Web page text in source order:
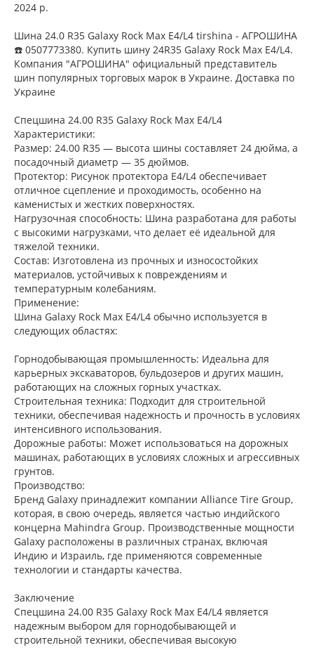
2024 р.
Шина 24.0 R35 Galaxy Rock Max E4/L4 tirshina - АГРОШИНА
☎️ 0507773380. Купить шину 24R35 Galaxy Rock Max E4/L4.
Компания "АГРОШИНА" официальный представитель
шин популярных торговых марок в Украине. Доставка по
Украине
Спецшина 24.00 R35 Galaxy Rock Max E4/L4
Характеристики:
Размер: 24.00 R35 — высота шины составляет 24 дюйма, а
посадочный диаметр — 35 дюймов.
Протектор: Рисунок протектора E4/L4 обеспечивает
отличное сцепление и проходимость, особенно на
каменистых и жестких поверхностях.
Нагрузочная способность: Шина разработана для работы
с высокими нагрузками, что делает её идеальной для
тяжелой техники.
Состав: Изготовлена из прочных и износостойких
материалов, устойчивых к повреждениям и
температурным колебаниям.
Применение:
Шина Galaxy Rock Max E4/L4 обычно используется в
следующих областях:
Горнодобывающая промышленность: Идеальна для
карьерных экскаваторов, бульдозеров и других машин,
работающих на сложных горных участках.
Строительная техника: Подходит для строительной
техники, обеспечивая надежность и прочность в условиях
интенсивного использования.
Дорожные работы: Может использоваться на дорожных
машинах, работающих в условиях сложных и агрессивных
грунтов.
Производство:
Бренд Galaxy принадлежит компании Alliance Tire Group,
которая, в свою очередь, является частью индийского
концерна Mahindra Group. Производственные мощности
Galaxy расположены в различных странах, включая
Индию и Израиль, где применяются современные
технологии и стандарты качества.
Заключение
Спецшина 24.00 R35 Galaxy Rock Max E4/L4 является
надежным выбором для горнодобывающей и
строительной техники, обеспечивая высокую